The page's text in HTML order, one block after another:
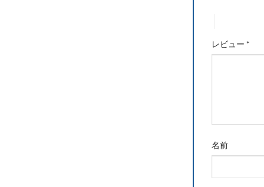
レビュー *
名前